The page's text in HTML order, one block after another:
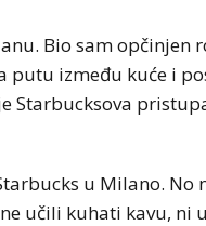
Bio sam opčinjen
između kuće i
Starbucksova
u Milano. No
učili kuhati kavu, ni